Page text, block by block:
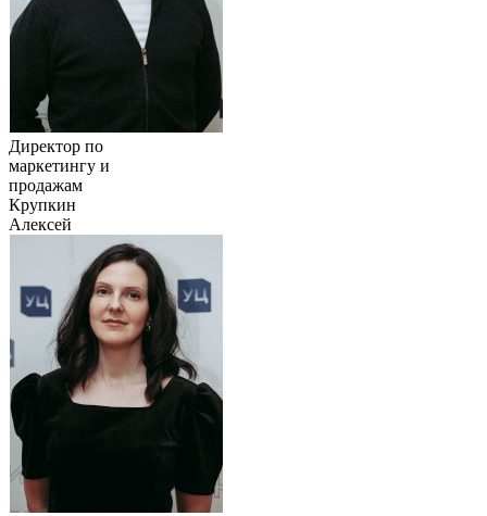
Директор по
маркетингу и
продажам
Крупкин
Алексей